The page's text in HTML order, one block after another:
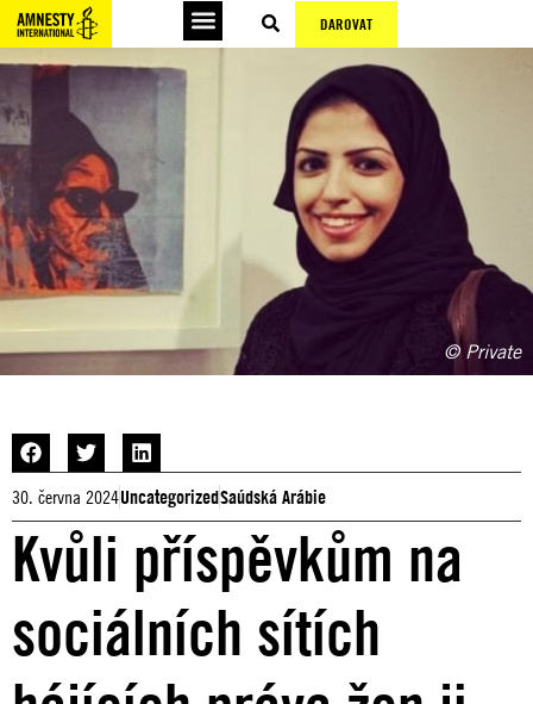
DAROVAT
© Private
30. června 2024UncategorizedSaúdská Arábie
Kvůli příspěvkům na
sociálních sítích